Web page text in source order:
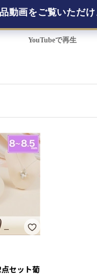
動画をご覧いただ
YouTubeで再生
セット葡